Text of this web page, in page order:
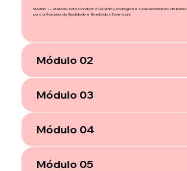
Módulo 02
Módulo 03
Módulo 04
Módulo 05
Módulo 1 – Método para Conduzir a Gestão Estratégica e o Gerenciamento da Rotina
para a Garantia da Qualidade e Resultados Essenciais
Módulo 02
Módulo 03
Módulo 04
Módulo 05